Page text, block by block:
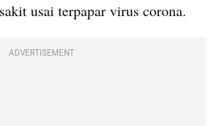
usai terpapar virus corona.
ADVERTISEMENT